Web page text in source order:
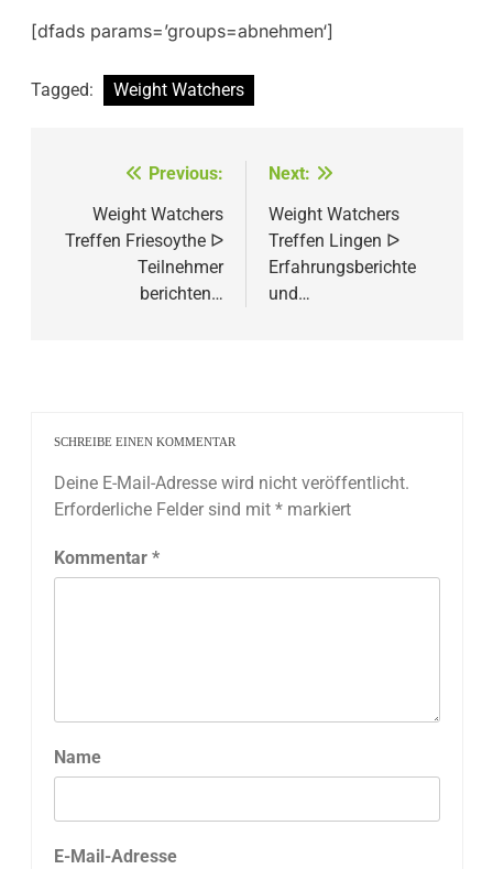
[dfads params=’groups=abnehmen‘]
Tagged: Weight Watchers
Beitragsnavigation
Previous:
Weight Watchers
Treffen Friesoythe ᐅ
Teilnehmer
berichten…
Next:
Weight Watchers
Treffen Lingen ᐅ
Erfahrungsberichte
und…
SCHREIBE EINEN KOMMENTAR
Deine E-Mail-Adresse wird nicht veröffentlicht.
Erforderliche Felder sind mit *markiert
Kommentar *
Name
E-Mail-Adresse